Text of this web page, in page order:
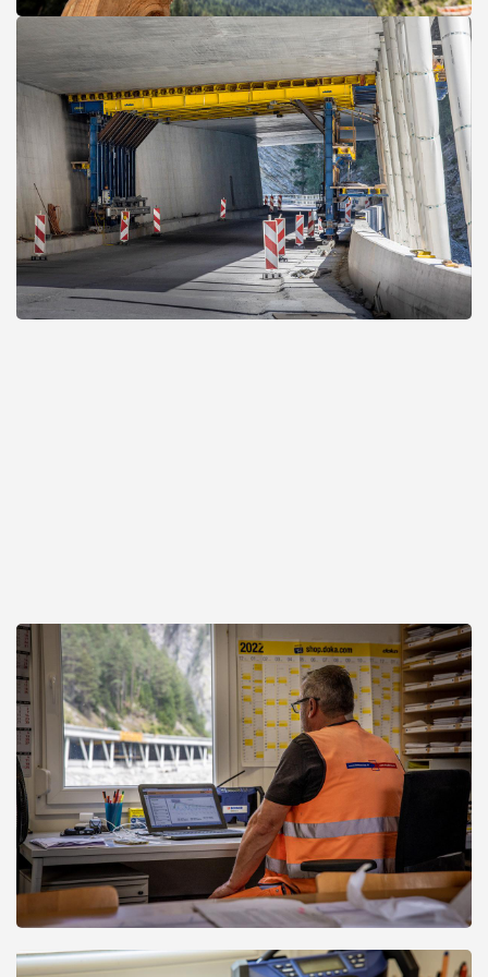
Open
Open
Open